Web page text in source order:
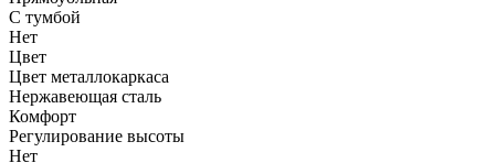
С тумбой
Нет
Цвет
Цвет металлокаркаса
Нержавеющая сталь
Комфорт
Регулирование высоты
Нет